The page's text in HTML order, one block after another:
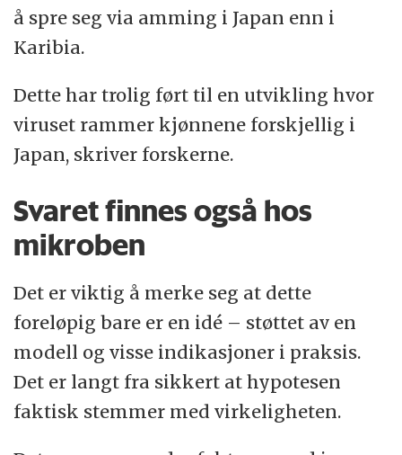
å spre seg via amming i Japan enn i
Karibia.
Dette har trolig ført til en utvikling hvor
viruset rammer kjønnene forskjellig i
Japan, skriver forskerne.
Svaret finnes også hos
mikroben
Det er viktig å merke seg at dette
foreløpig bare er en idé – støttet av en
modell og visse indikasjoner i praksis.
Det er langt fra sikkert at hypotesen
faktisk stemmer med virkeligheten.